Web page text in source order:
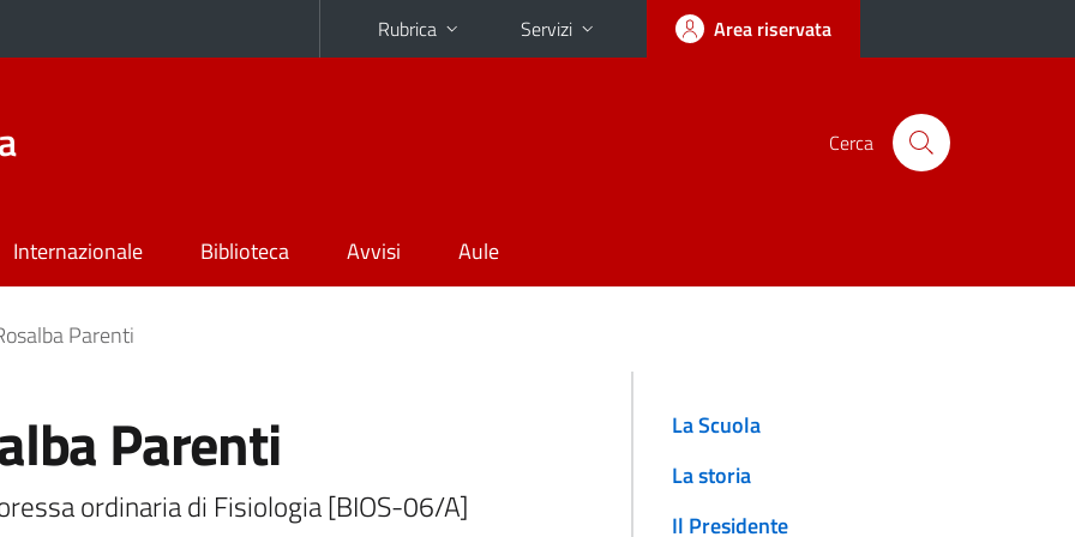
Rubrica Servizi Area riservata
Cerca
Internazionale Biblioteca Avvisi Aule
Parenti
Parenti
ordinaria di Fisiologia [BIOS-06/A]
La Scuola
La storia
Il Presidente